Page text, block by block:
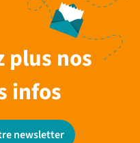
plus nos
infos
newsletter